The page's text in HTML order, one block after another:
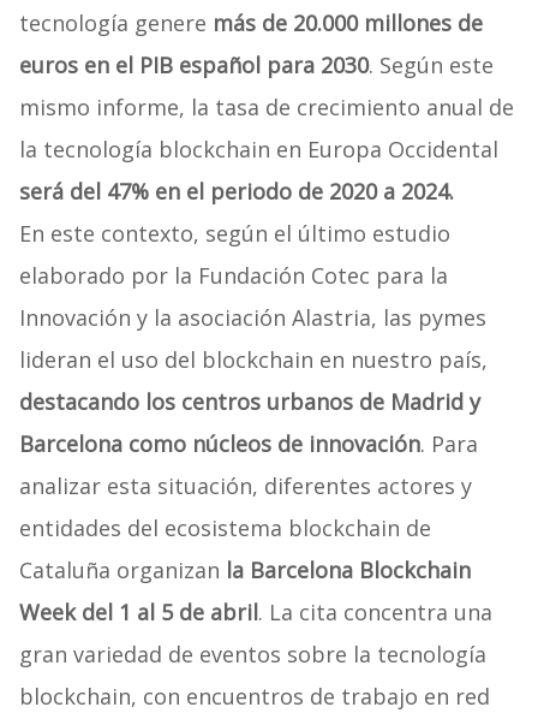
tecnología genere más de 20.000 millones de
euros en el PIB español para 2030. Según este
mismo informe, la tasa de crecimiento anual de
la tecnología blockchain en Europa Occidental
será del 47% en el periodo de 2020 a 2024.
En este contexto, según el último estudio
elaborado por la Fundación Cotec para la
Innovación y la asociación Alastria, las pymes
lideran el uso del blockchain en nuestro país,
destacando los centros urbanos de Madrid y
Barcelona como núcleos de innovación. Para
analizar esta situación, diferentes actores y
entidades del ecosistema blockchain de
Cataluña organizan la Barcelona Blockchain
Week del 1 al 5 de abril. La cita concentra una
gran variedad de eventos sobre la tecnología
blockchain, con encuentros de trabajo en red